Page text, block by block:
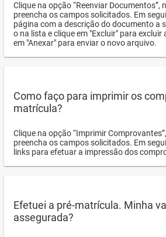
Clique na opção “Reenviar Documentos”,
preencha os campos solicitados. Em
página com a descrição do documento a
o na lista e clique em "Excluir" para excluir
em "Anexar" para enviar o novo arquivo.
Como faço para imprimir os
matrícula?
Clique na opção “Imprimir
preencha os campos solicitados. Em
links para efetuar a impressão dos
Efetuei a pré-matrícula. Minha
assegurada?